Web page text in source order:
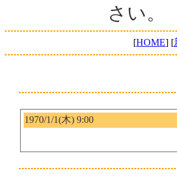
さい。
[HOME] [
1970/1/1(木) 9:00